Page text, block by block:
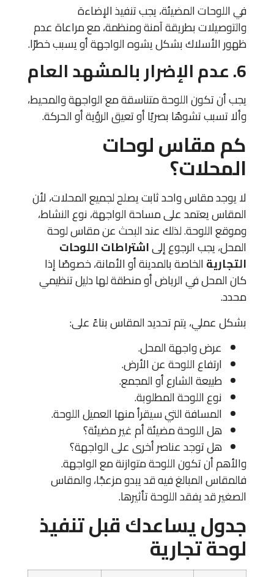
في اللوحات المضيئة، يجب تنفيذ الإضاءة
والتوصيلات بطريقة آمنة ومنظمة، مع مراعاة عدم
ظهور الأسلاك بشكل يشوه الواجهة أو يسبب خطرًا.
6. عدم الإضرار بالمشهد العام
يجب أن تكون اللوحة متناسقة مع الواجهة والمحيط،
وألا تسبب تشوهًا بصريًا أو تعيق الرؤية أو الحركة.
كم مقاس لوحات
المحلات؟
لا يوجد مقاس واحد ثابت يصلح لجميع المحلات، لأن
المقاس يعتمد على مساحة الواجهة، نوع النشاط،
وموقع اللوحة. لذلك عند البحث عن مقاس لوحة
المحل، يجب الرجوع إلىاشتراطات اللوحات
التجاريةالخاصة بالمدينة أو الأمانة، خصوصًا إذا
كان المحل في الرياض أو منطقة لها دليل تنظيمي
محدد.
بشكل عملي، يتم تحديد المقاس بناءً على:
عرض واجهة المحل.
ارتفاع اللوحة عن الأرض.
طبيعة الشارع أو المجمع.
نوع اللوحة المطلوبة.
المسافة التي سيقرأ منها العميل اللوحة.
هل اللوحة مضيئة أم غير مضيئة؟
هل توجد عناصر أخرى على الواجهة؟
والأهم أن تكون اللوحة متوازنة مع الواجهة.
فالمقاس المبالغ فيه قد يبدو مزعجًا، والمقاس
الصغير قد يفقد اللوحة تأثيرها.
جدول يساعدك قبل تنفيذ
لوحة تجارية